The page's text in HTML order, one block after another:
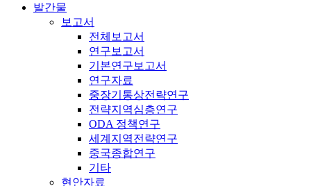
발간물
보고서
전체보고서
연구보고서
기본연구보고서
연구자료
중장기통상전략연구
전략지역심층연구
ODA 정책연구
세계지역전략연구
중국종합연구
기타
현안자료